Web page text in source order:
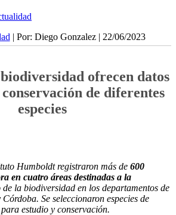
| Por: Diego Gonzalez | 22/06/2023
ofrecen datos
de diferentes
especies
Humboldt registraron más de 600
en cuatro áreas destinadas a la
de la biodiversidad en los departamentos de
Se seleccionaron especies de
estudio y conservación.